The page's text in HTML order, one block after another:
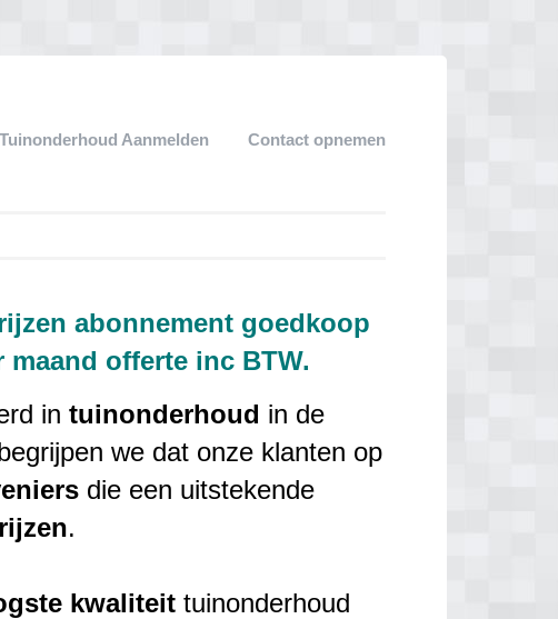
Tuinonderhoud Aanmelden Contact opnemen
abonnement goedkoop
offerte inc BTW.
intuinonderhoud in de
we dat onze klanten op
die een uitstekende
.
kwaliteit tuinonderhoud